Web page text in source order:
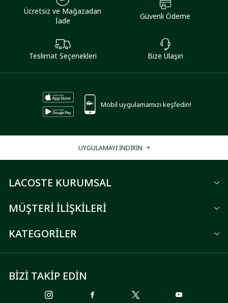
Ücretsiz ve Mağazadan
İade
Güvenli Ödeme
Teslimat Seçenekleri Bize Ulaşın
Mobil uygulamamızı keşfedin!
UYGULAMAYI İNDİRİN
LACOSTE KURUMSAL
MÜŞTERİ İLİŞKİLERİ
KATEGORİLER
BİZİ TAKİP EDİN